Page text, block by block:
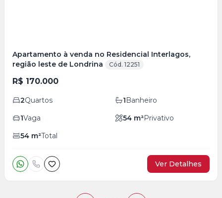
Apartamento à venda no Residencial Interlagos,
região leste de Londrina
Cód. 12251
R$ 170.000
2Quartos 1Banheiro
1Vaga 54 m²Privativo
54 m²Total
Ver Detalhes